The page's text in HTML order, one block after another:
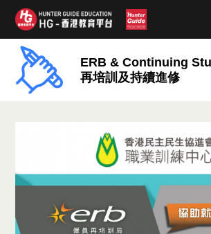
ERB & Continuing
再培訓及持續進修